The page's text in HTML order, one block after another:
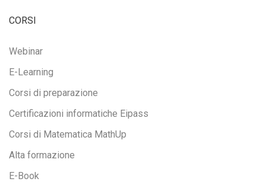
CORSI
Webinar
E-Learning
Corsi di preparazione
Certificazioni informatiche Eipass
Corsi di Matematica MathUp
Alta formazione
E-Book